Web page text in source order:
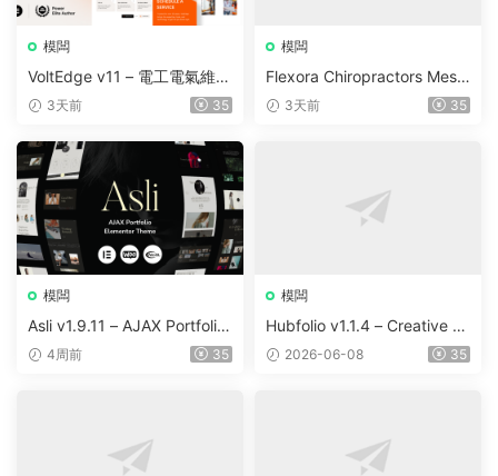
模闆
VoltEdge v11 – 電工電氣維修
WordPress 主題
3天前 35
模闆
Flexora Chiropractors Mess
age and Physical Therapist
3天前 35
模闆
Asli v1.9.11 – AJAX Portfolio
Elementor WordPress Them
4周前 35
模闆
Hubfolio v1.1.4 – Creative P
ortfolio & Digital Agency Wo
2026-06-08 35